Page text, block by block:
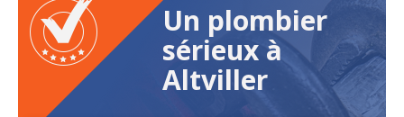
Un plombier
sérieux à
Altviller